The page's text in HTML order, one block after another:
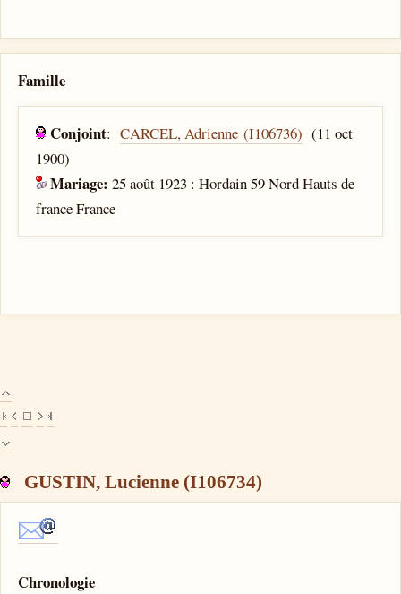
Famille
Conjoint:CARCEL, Adrienne (I106736) (11 oct
1900)
Mariage:25 août 1923 : Hordain 59 Nord Hauts de
france France
GUSTIN, Lucienne (I106734)
Chronologie